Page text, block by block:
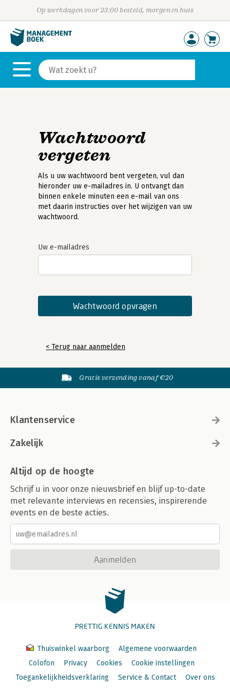
Op werkdagen voor 23:00 besteld, morgen in huis
Wachtwoord
vergeten
Als u uw wachtwoord bent vergeten, vul dan
hieronder uw e-mailadres in. U ontvangt dan
binnen enkele minuten een e-mail van ons
met daarin instructies over het wijzigen van uw
wachtwoord.
Uw e-mailadres
< Terug naar aanmelden
Gratis verzending vanaf €20
Klantenservice
Zakelijk
Altijd op de hoogte
Schrijf u in voor onze nieuwsbrief en blijf up-to-date
met relevante interviews en recensies, inspirerende
events en de beste acties.
Aanmelden
PRETTIG KENNIS MAKEN
Thuiswinkel waarborg
Algemene voorwaarden
Colofon
Privacy Cookies
Cookie instellingen
Toegankelijkheidsverklaring
Service & Contact Over ons